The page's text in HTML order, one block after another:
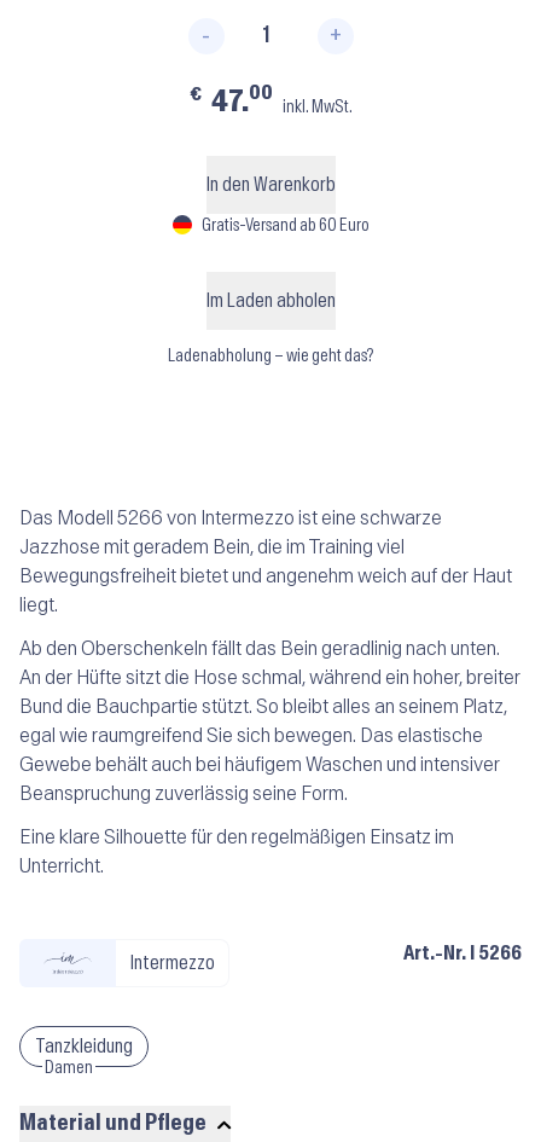
- +
€ 47.00
inkl. MwSt.
In den Warenkorb
Gratis-Versand ab 60 Euro
Im Laden abholen
Ladenabholung – wie geht das?
Das Modell 5266 von Intermezzo ist eine schwarze
Jazzhose mit geradem Bein, die im Training viel
Bewegungsfreiheit bietet und angenehm weich auf der Haut
liegt.
Ab den Oberschenkeln fällt das Bein geradlinig nach unten.
An der Hüfte sitzt die Hose schmal, während ein hoher, breiter
Bund die Bauchpartie stützt. So bleibt alles an seinem Platz,
egal wie raumgreifend Sie sich bewegen. Das elastische
Gewebe behält auch bei häufigem Waschen und intensiver
Beanspruchung zuverlässig seine Form.
Eine klare Silhouette für den regelmäßigen Einsatz im
Unterricht.
Intermezzo Art.-Nr. I 5266
Tanzkleidung
Damen
Material und Pflege